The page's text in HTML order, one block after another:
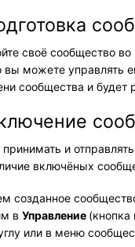
своё сообщество во
вы можете управлять
сообщества и будет
и
включёных
созданное
в Управление (кнопка
или в меню